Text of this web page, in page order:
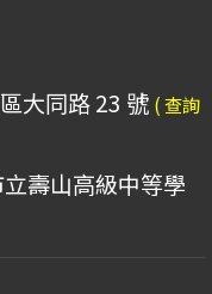
大同路 23 號 ( 查詢
壽山高級中等學